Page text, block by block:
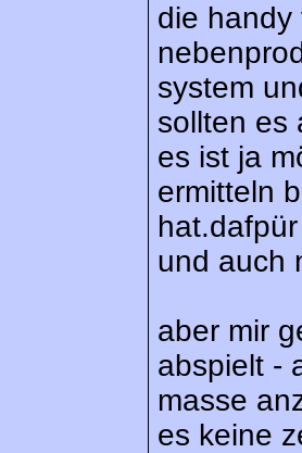
die handy
system
sollten es
es ist ja
ermitteln
und auch
aber mir
abspielt -
masse
es keine